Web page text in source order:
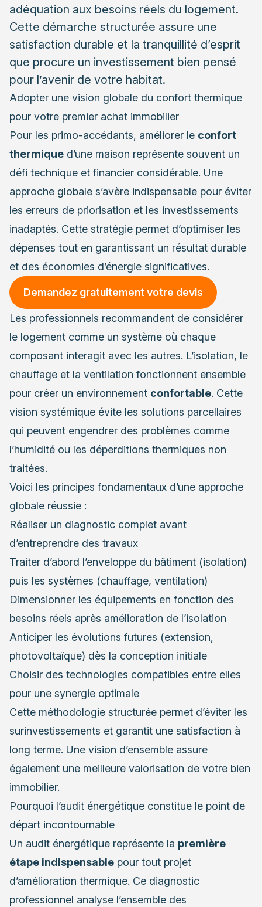
adéquation aux besoins réels du logement.
Cette démarche structurée assure une
satisfaction durable et la tranquillité d’esprit
que procure un investissement bien pensé
pour l’avenir de votre habitat.
Adopter une vision globale du confort thermique
pour votre premier achat immobilier
Pour les primo-accédants, améliorer le confort
thermique d’une maison représente souvent un
défi technique et financier considérable. Une
approche globale s’avère indispensable pour éviter
les erreurs de priorisation et les investissements
inadaptés. Cette stratégie permet d’optimiser les
dépenses tout en garantissant un résultat durable
et des économies d’énergie significatives.
Demandez gratuitement votre devis
Les professionnels recommandent de considérer
le logement comme un système où chaque
composant interagit avec les autres. L’isolation, le
chauffage et la ventilation fonctionnent ensemble
pour créer un environnement confortable. Cette
vision systémique évite les solutions parcellaires
qui peuvent engendrer des problèmes comme
l’humidité ou les déperditions thermiques non
traitées.
Voici les principes fondamentaux d’une approche
globale réussie :
Réaliser un diagnostic complet avant
d’entreprendre des travaux
Traiter d’abord l’enveloppe du bâtiment (isolation)
puis les systèmes (chauffage, ventilation)
Dimensionner les équipements en fonction des
besoins réels après amélioration de l’isolation
Anticiper les évolutions futures (extension,
photovoltaïque) dès la conception initiale
Choisir des technologies compatibles entre elles
pour une synergie optimale
Cette méthodologie structurée permet d’éviter les
surinvestissements et garantit une satisfaction à
long terme. Une vision d’ensemble assure
également une meilleure valorisation de votre bien
immobilier.
Pourquoi l’audit énergétique constitue le point de
départ incontournable
Un audit énergétique représente la première
étape indispensable pour tout projet
d’amélioration thermique. Ce diagnostic
professionnel analyse l’ensemble des
Intégrer le photovoltaïque dans votre stratégie
énergétique globale